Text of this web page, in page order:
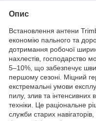
Опис
Встановлення антени
економію пального та
дотримання робочої
нахлестів, господарство
5–10%, що забезпечує
першому сезоні. Міцний
екстремальні умови
пилу, злив та інтенсивних
техніки. Це раціональне
служби старих